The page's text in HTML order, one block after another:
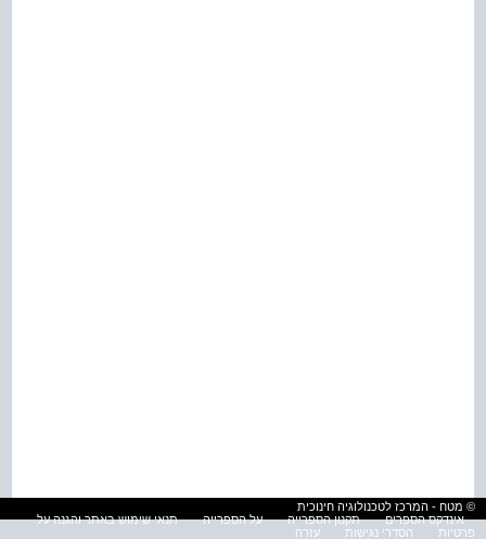
© מטח - המרכז לטכנולוגיה חינוכית
אינדקס הספרים
תקנון הספרייה על הספרייה
תנאי שימוש באתר והגנה על
פרטיות
הסדרי נגישות עזרה